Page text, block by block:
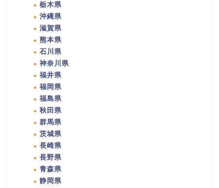
栃木県
沖縄県
滋賀県
熊本県
石川県
神奈川県
福井県
福岡県
福島県
秋田県
群馬県
茨城県
長崎県
長野県
青森県
静岡県